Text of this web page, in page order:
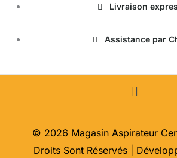
Livraison
Assistance par
Menu
© 2026 Magasin Aspirateur
Droits Sont Réservés |